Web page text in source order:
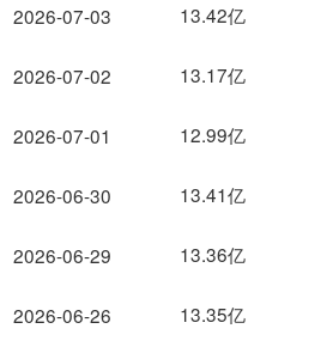
2026-07-03
2026-07-02
2026-07-01
2026-06-30
2026-06-29
2026-06-26
13.42亿
13.17亿
12.99亿
13.41亿
13.36亿
13.35亿